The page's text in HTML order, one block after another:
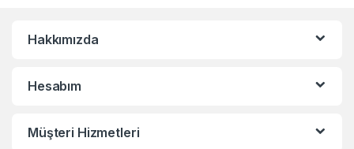
Hakkımızda
Hesabım
Müşteri Hizmetleri